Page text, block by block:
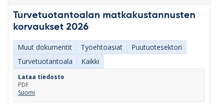
Turvetuotantoalan matkakustannusten
korvaukset 2026
Muut dokumentit Työehtoasiat
Puutuotesektori
Turvetuotantoala
Kaikki
Lataa tiedosto
PDF
Suomi